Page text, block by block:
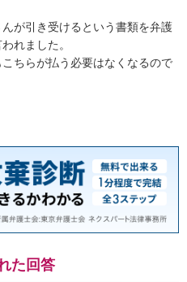
が引き受けるという書類を弁護
れました。
ちらが払う必要はなくなるので
た回答